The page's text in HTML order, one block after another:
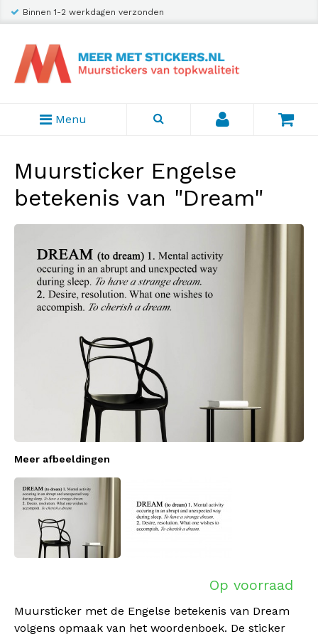
Binnen 1-2 werkdagen verzonden
Menu
Muursticker Engelse
betekenis van "Dream"
Meer afbeeldingen
Op voorraad
Muursticker met de Engelse betekenis van Dream
volgens opmaak van het woordenboek. De sticker